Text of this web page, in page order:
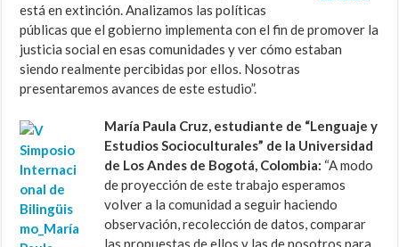
está en extinción. Analizamos las políticas
públicas que el gobierno implementa con el fin de promover la
justicia social en esas comunidades y ver cómo estaban
siendo realmente percibidas por ellos. Nosotras
presentaremos avances de este estudio”.
María Paula Cruz, estudiante de “Lenguaje y
Estudios Socioculturales” de la Universidad
de Los Andes de Bogotá, Colombia: “A modo
de proyección de este trabajo esperamos
volver a la comunidad a seguir haciendo
observación, recolección de datos, comparar